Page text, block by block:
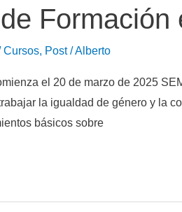
Cursos, Post/Alberto
el 20 de marzo de 2025
la igualdad de género y la
básicos sobre